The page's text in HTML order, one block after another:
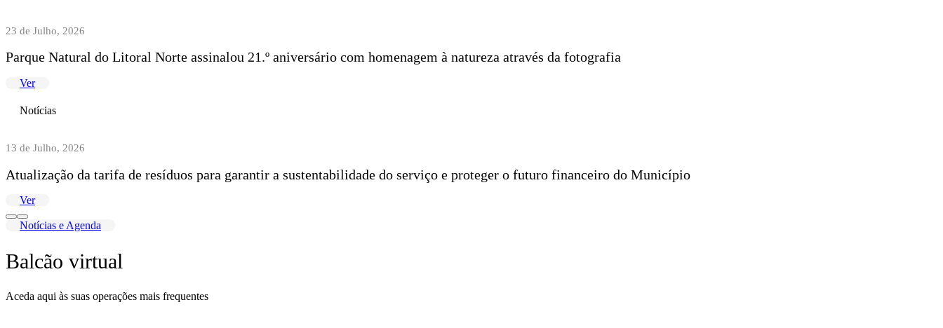
23 de Julho, 2026
Parque Natural do Litoral Norte assinalou 21.º aniversário com homenagem à natureza através da fotografia
Ver
Notícias
13 de Julho, 2026
Atualização da tarifa de resíduos para garantir a sustentabilidade do serviço e proteger o futuro financeiro do Município
Ver
Notícias e Agenda
Balcão virtual
Aceda aqui às suas operações mais frequentes